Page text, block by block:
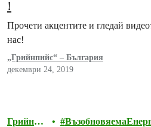
!
Прочети акцентите и гледай
нас!
„Грийнпийс“ – България
декември 24, 2019
Грийнпи